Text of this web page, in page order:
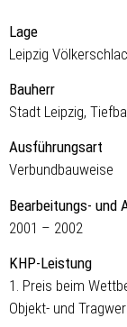
Lage
Leipzig
Bauherr
Stadt Leipzig,
Ausführungsart
Verbundbauweise
Bearbeitungs- und
2001 – 2002
KHP-Leistung
1. Preis beim
Objekt- und